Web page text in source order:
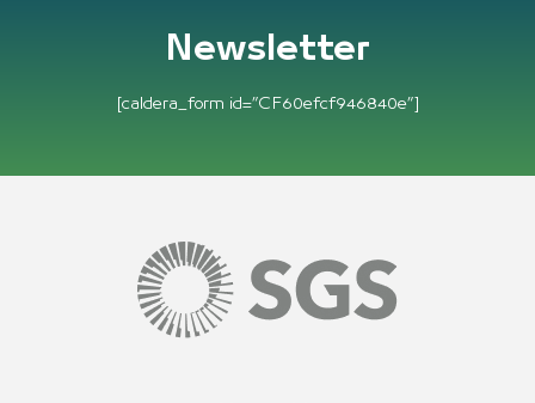
Newsletter
[caldera_form id=”CF60efcf946840e”]